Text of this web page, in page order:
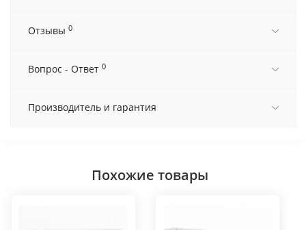
Отзывы 0
Вопрос - Ответ 0
Производитель и гарантия
Похожие товары